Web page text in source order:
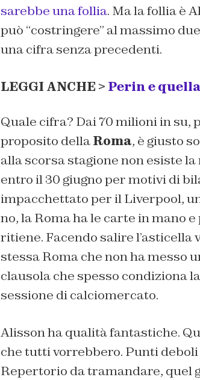
sarebbe una follia. Ma la follia è
può “costringere” al massimo
una cifra senza precedenti.
LEGGI ANCHE > Perin e
Quale cifra? Dai 70 milioni in su,
proposito dellaRoma, è giusto
alla scorsa stagione non esiste
entro il 30 giugno per motivi di
impacchettato per il Liverpool,
no, la Roma ha le carte in mano
ritiene. Facendo salire
stessa Roma che non ha messo
clausola che spesso condiziona
sessione di calciomercato.
Alisson ha qualità fantastiche.
che tutti vorrebbero. Punti
Repertorio da tramandare, quel